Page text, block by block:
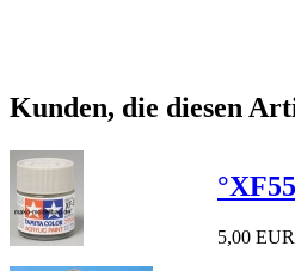
Kunden, die diesen
5,00 EUR